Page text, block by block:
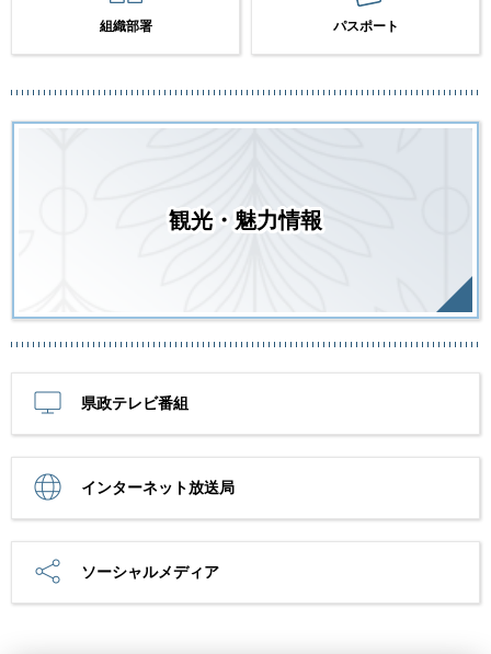
組織部署 パスポート
観光・魅力情報
県政テレビ番組
インターネット放送局
ソーシャルメディア